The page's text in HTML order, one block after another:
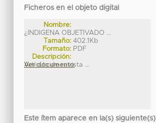
Ficheros en el objeto digital
Nombre:
¿INDIGENA OBJETIVADO ...
Tamaño: 402.1Kb
Formato: PDF
Descripción:
Artículo de revista ...
Ver documento
Este ítem aparece en la(s) siguiente(s)